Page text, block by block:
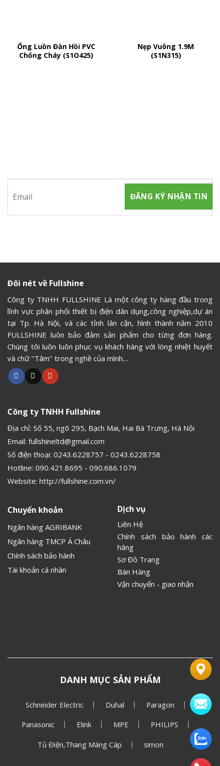
Ống Luồn Đàn Hồi PVC
Chống Cháy (S1O425)
Nẹp Vuông 1.9M
(S1N315)
Đôi nét về Fullshine
Công ty TNHH FULLSHINE Là một công ty hàng đầu trong
lĩnh vực phân phối thiết bị điện dân dụng,công nghiệp,dự án
tại Tp. Hà Nội, và các tỉnh lân cận, hình thành năm 2010
FULLSHINE luôn bảo đảm sản phẩm cho từng đơn hàng.
Chúng tôi luôn luôn phục vụ khách hàng với lòng nhiệt huyết
và chữ ''Tâm'' trong nghề của mình....
Công ty TNHH Fullshine
Địa chỉ: Số 55, ngõ 295, Bạch Mai, Hai Bà Trưng, Hà Nội
Email: fullshineltd@gmail.com
Số điện thoại: 0243.6228757 - 0243.6228758
Hotline: 090.421.8695 - 090.686.1079
Website: http://fullshine.com.vn/
Chuyển khoản
Ngân hàng AGRIBANK
Ngân hàng TMCP Á Châu
Chính sách bảo hành
Tài khoản cá nhân
Dịch vụ
Liên Hệ
Chính sách bảo hành các
hãng
Sơ Đồ Trang
Bán Hàng
Vận chuyển - giao nhận
DANH MỤC SẢN PHẨM
Schneider Electric Duhal Paragon
Panasonic Elink MPE PHILIPS
Tủ Điện,Thang Máng Cáp simon